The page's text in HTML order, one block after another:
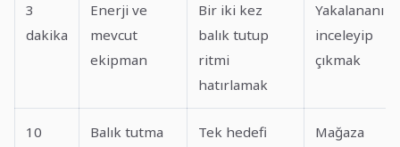
3
dakika
Enerji ve
mevcut
ekipman
Bir iki kez
balık tutup
ritmi
hatırlamak
Yakalananı
inceleyip
çıkmak
10
Balık tutma
Tek hedefi
Mağaza